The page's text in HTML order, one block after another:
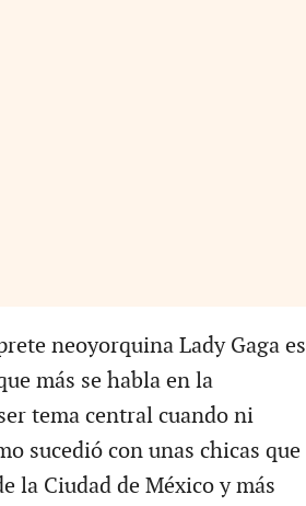
neoyorquina Lady Gaga es
más se habla en la
tema central cuando ni
sucedió con unas chicas que
la Ciudad de México y más